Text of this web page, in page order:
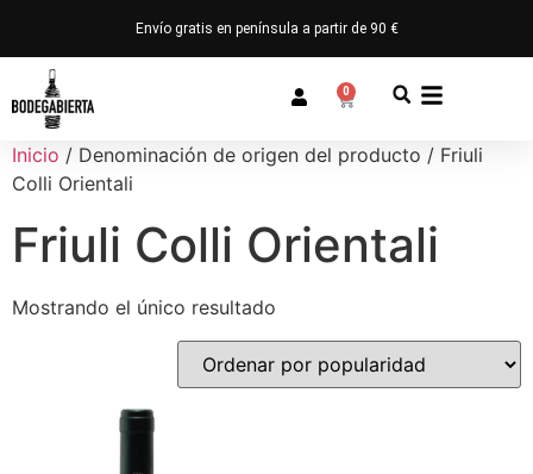
Envío gratis en península a partir de 90 €
0
Inicio / Denominación de origen del producto / Friuli
Colli Orientali
Friuli Colli Orientali
Mostrando el único resultado